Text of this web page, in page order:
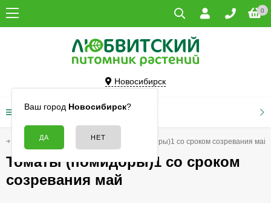
0
Новосибирск
Ваш город Новосибирск?
КАТАЛОГ ТОВАРОВ
Томаты (помидоры)1 Томаты (помидоры)1 со сроком созревания май
Томаты (помидоры)1 со сроком
созревания май